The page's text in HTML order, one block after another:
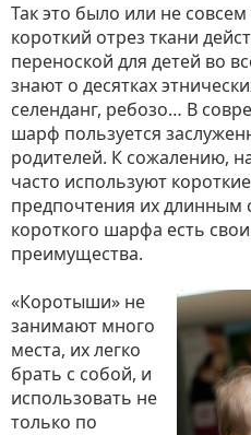
Так это было или не
короткий отрез ткани
переноской для детей во
знают о десятках
селенданг, ребозо… В
шарф пользуется
родителей. К сожалению,
часто используют
предпочтения их длинным
короткого шарфа есть
преимущества.
«Коротыши» не
занимают много
места, их легко
брать с собой, и
использовать не
только по